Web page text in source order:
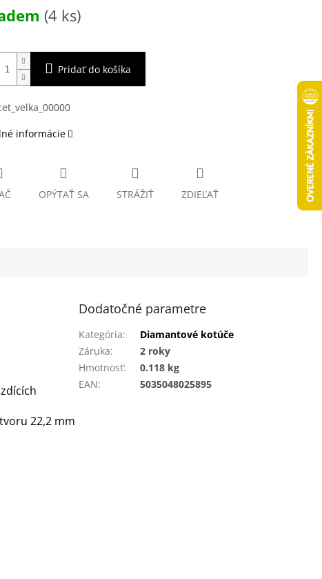
(4 ks)
Pridať do košíka
informácie
OPÝTAŤ SA STRÁŽIŤ ZDIEĽAŤ
22,2 mm
Dodatočné parametre
Kategória:
Diamantové kotúče
Záruka:
2 roky
Hmotnosť:
0.118 kg
EAN: 5035048025895